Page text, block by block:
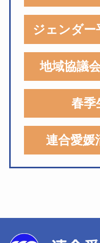
ジェンダー
地域協議
春季
連合愛媛